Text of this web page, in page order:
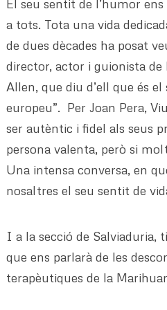
El seu sentit de l’humor
a tots. Tota una vida
de dues dècades ha posat
director, actor i guionista
Allen, que diu d’ell que és
europeu”. Per Joan Pera,
ser autèntic i fidel als seus
persona valenta, però si
Una intensa conversa, en
nosaltres el seu sentit de
I a la secció de Salviaduria,
que ens parlarà de les
terapèutiques de la